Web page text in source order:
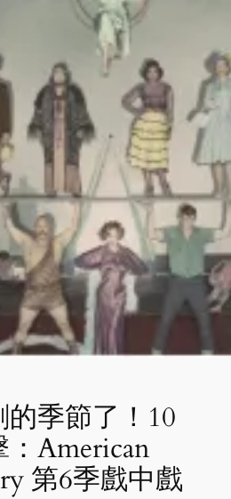
季節了！10
American
第6季戲中戲